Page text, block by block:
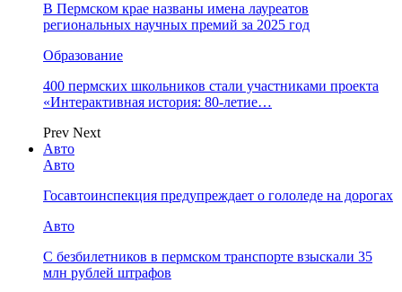
В Пермском крае названы имена лауреатов
региональных научных премий за 2025 год
Образование
400 пермских школьников стали участниками проекта
«Интерактивная история: 80-летие…
Prev Next
Авто
Авто
Госавтоинспекция предупреждает о гололеде на дорогах
Авто
С безбилетников в пермском транспорте взыскали 35
млн рублей штрафов